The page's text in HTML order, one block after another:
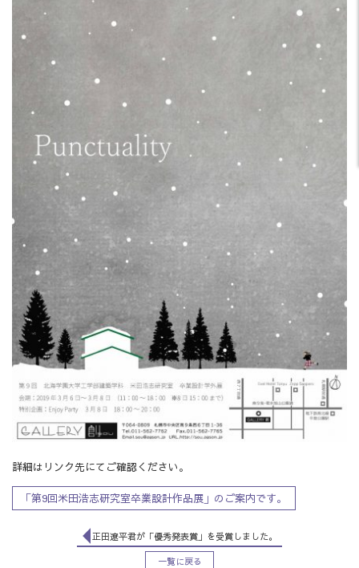
詳細はリンク先にてご確認ください。
「第9回米田浩志研究室卒業設計作品展」のご案内です。
正田遼平君が「優秀発表賞」を受賞しました。
一覧に戻る